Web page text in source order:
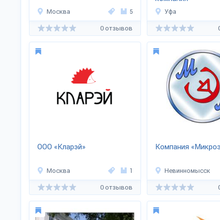
Москва 5
0 отзывов
«ГеоСпецПрибор»
Уфа
ООО «Кларэй»
Москва 1
0 отзывов
Компания
Невинномысск